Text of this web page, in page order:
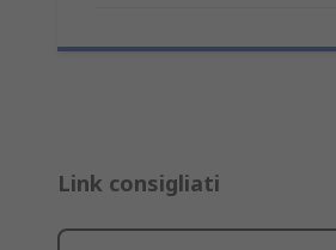
Link consigliati